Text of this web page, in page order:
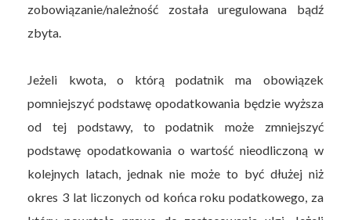
zobowiązanie/należność została uregulowana bądź
zbyta.
Jeżeli kwota, o którą podatnik ma obowiązek
pomniejszyć podstawę opodatkowania będzie wyższa
od tej podstawy, to podatnik może zmniejszyć
podstawę opodatkowania o wartość nieodliczoną w
kolejnych latach, jednak nie może to być dłużej niż
okres 3 lat liczonych od końca roku podatkowego, za